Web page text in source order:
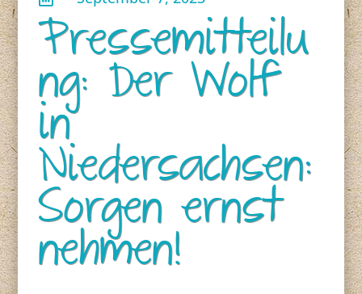
Pressemitteilu
ng: Der Wolf
in
Niedersachsen:
Sorgen ernst
nehmen!